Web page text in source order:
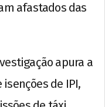
afastados das
apura a
de IPI,